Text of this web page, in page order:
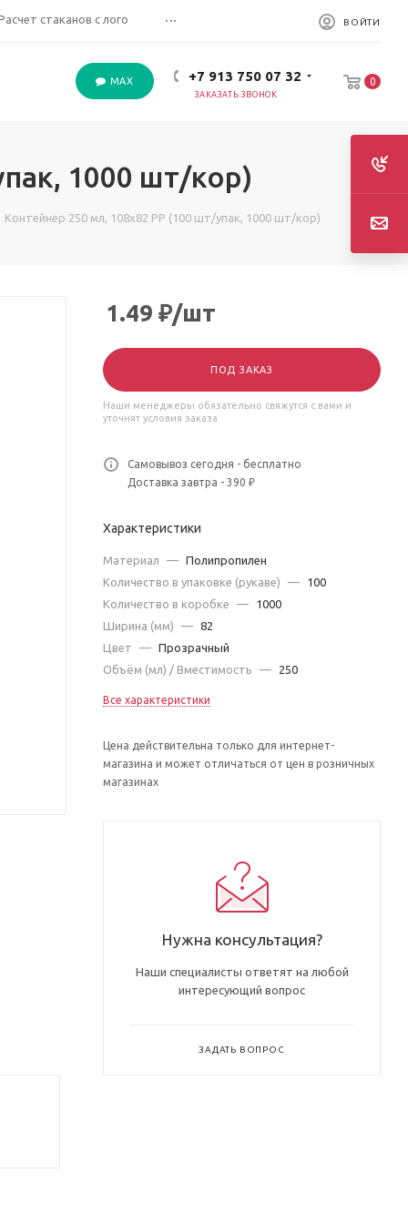
стаканов с лого ... ВОЙТИ
MAX +7 913 750 07 32
ЗАКАЗАТЬ ЗВОНОК
0
1000 шт/кор)
Контейнер 250 мл, 108х82 РР (100 шт/упак, 1000 шт/кор)
1.49 ₽/шт
ПОД ЗАКАЗ
Наши менеджеры обязательно свяжутся с вами и
уточнят условия заказа
Самовывоз сегодня - бесплатно
Доставка завтра - 390 ₽
Характеристики
Материал — Полипропилен
Количество в упаковке (рукаве)
—
100
Количество в коробке
—
1000
Ширина (мм)
— 82
Цвет
— Прозрачный
Объём (мл) / Вместимость
— 250
Все характеристики
Цена действительна только для интернет-
магазина и может отличаться от цен в розничных
магазинах
Нужна консультация?
Наши специалисты ответят на любой
интересующий вопрос
ЗАДАТЬ ВОПРОС